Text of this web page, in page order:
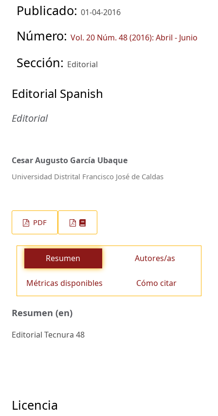
Publicado: 01-04-2016
Número: Vol. 20 Núm. 48 (2016): Abril - Junio
Sección: Editorial
Editorial Spanish
Editorial
Cesar Augusto García Ubaque
Universidad Distrital Francisco José de Caldas
PDF
Resumen Autores/as
Métricas disponibles Cómo citar
Resumen (en)
Editorial Tecnura 48
Licencia